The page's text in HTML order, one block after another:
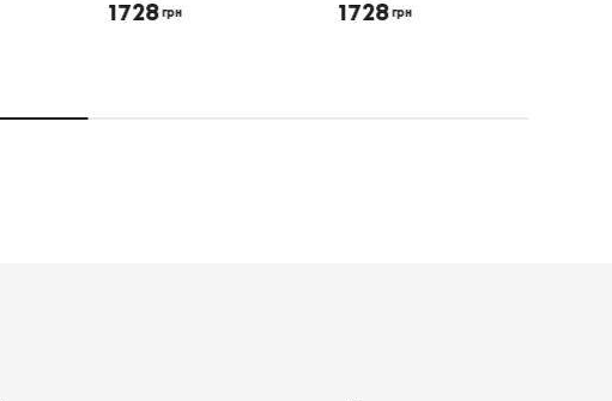
1728 грн 1650 грн